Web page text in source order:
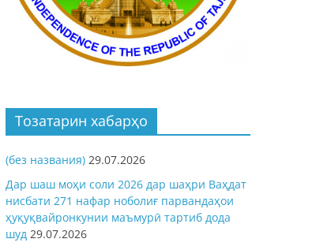
Тозатарин хабарҳо
(без названия) 29.07.2026
Дар шаш моҳи соли 2026 дар шаҳри Ваҳдат
нисбати 271 нафар ноболиғ парвандаҳои
ҳуқуқвайронкунии маъмурӣ тартиб дода
шуд 29.07.2026